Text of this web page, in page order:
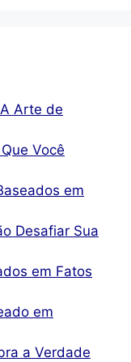
Arte de
Você
em
Desafiar Sua
em Fatos
em
a Verdade